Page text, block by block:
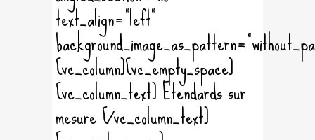
text_align="left"
[vc_column][vc_empty_space]
[vc_column_text] Etendards sur
mesure [/vc_column_text]